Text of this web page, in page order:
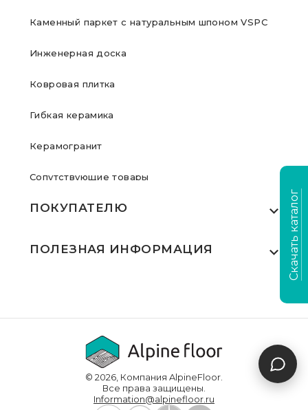
Каменный паркет с натуральным шпоном VSPC
Инженерная доска
Ковровая плитка
Гибкая керамика
Керамогранит
Сопутствующие товары
ПОКУПАТЕЛЮ
Где купить
Выполненные проекты
Доставка и оплата
ПОЛЕЗНАЯ ИНФОРМАЦИЯ
Видеообзоры
Для дилеров
Инструкции по укладке
© 2026, Компания AlpineFloor.
Все права защищены.
Information@alpinefloor.ru
Скачать каталог